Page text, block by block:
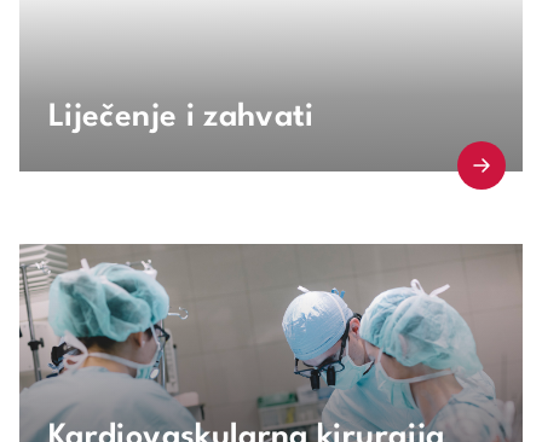
Liječenje i zahvati
Saznaj više